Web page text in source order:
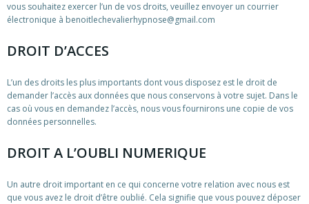
vous souhaitez exercer l’un de vos droits, veuillez envoyer un courrier
électronique à benoitlechevalierhypnose@gmail.com
DROIT D’ACCES
L’un des droits les plus importants dont vous disposez est le droit de
demander l’accès aux données que nous conservons à votre sujet. Dans le
cas où vous en demandez l’accès, nous vous fournirons une copie de vos
données personnelles.
DROIT A L’OUBLI NUMERIQUE
Un autre droit important en ce qui concerne votre relation avec nous est
que vous avez le droit d’être oublié. Cela signifie que vous pouvez déposer